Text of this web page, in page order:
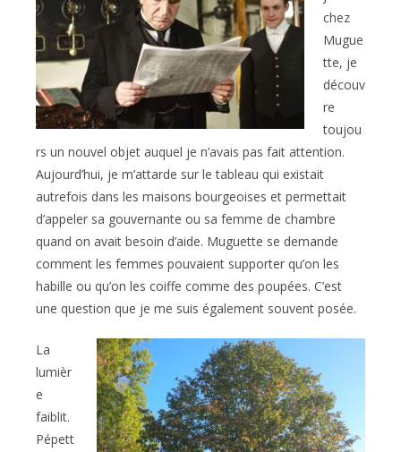
chez
Mugue
tte, je
découv
re
toujou
rs un nouvel objet auquel je n’avais pas fait attention.
Aujourd’hui, je m’attarde sur le tableau qui existait
autrefois dans les maisons bourgeoises et permettait
d’appeler sa gouvernante ou sa femme de chambre
quand on avait besoin d’aide. Muguette se demande
comment les femmes pouvaient supporter qu’on les
habille ou qu’on les coiffe comme des poupées. C’est
une question que je me suis également souvent posée.
La
lumièr
e
faiblit.
Pépett